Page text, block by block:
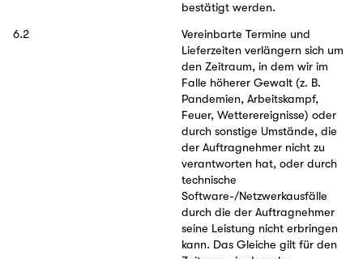
bestätigt werden.
6.2
Vereinbarte Termine und
Lieferzeiten verlängern sich um
den Zeitraum, in dem wir im
Falle höherer Gewalt (z. B.
Pandemien, Arbeitskampf,
Feuer, Wetterereignisse) oder
durch sonstige Umstände, die
der Auftragnehmer nicht zu
verantworten hat, oder durch
technische
Software-/Netzwerkausfälle
durch die der Auftragnehmer
seine Leistung nicht erbringen
kann. Das Gleiche gilt für den